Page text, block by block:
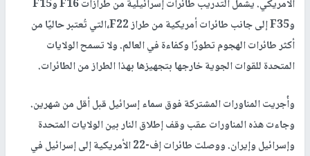
الأمريكي. يشمل التدريب طائرات إسرائيلية من طرازات F16 وF15
وF35 إلى جانب طائرات أمريكية من طراز F22،التي تُعتبر حاليًا من
أكثر طائرات الهجوم تطورًا وكفاءة في العالم. ولا تسمح الولايات
المتحدة للقوات الجوية خارجها بتجهيزها بهذا الطراز من الطائرات.
وأُجريت المناورات المشتركة فوق سماء إسرائيل قبل أقل من شهرين.
وجاءت هذه المناورات عقب وقف إطلاق النار بين الولايات المتحدة
وإسرائيل وإيران. ووصلت طائرات إف-22 الأمريكية إلى إسرائيل في